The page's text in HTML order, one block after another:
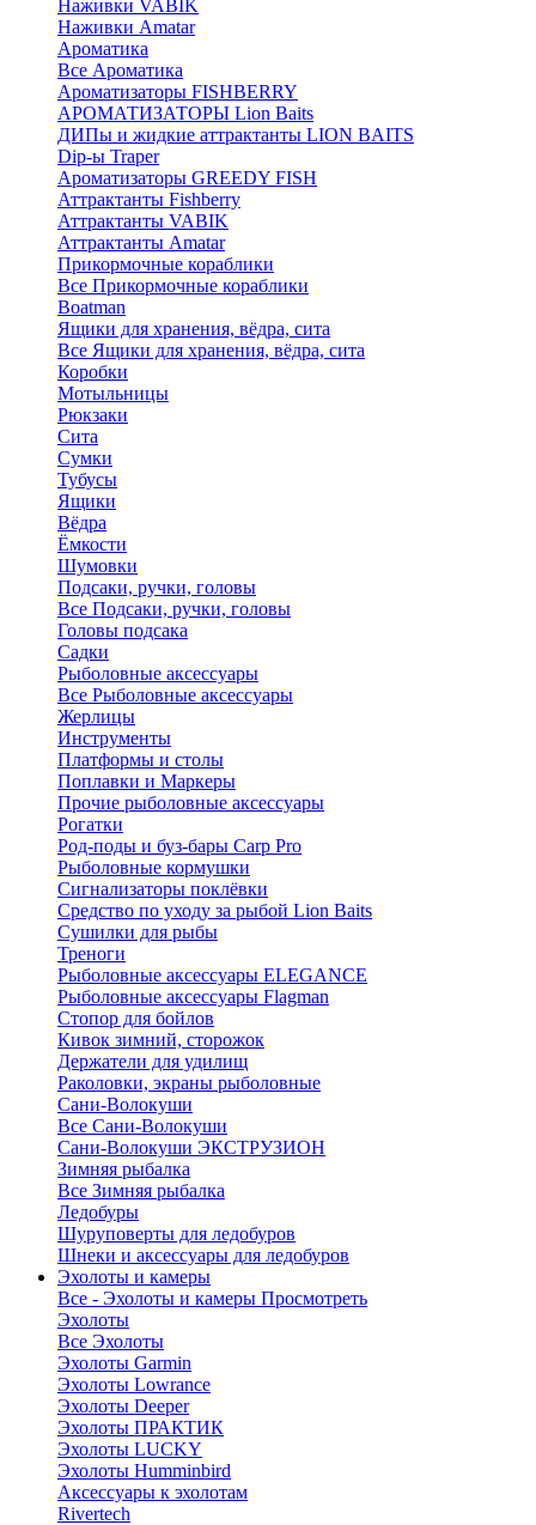
Наживки VABIK
Наживки Amatar
Ароматика
Все Ароматика
Ароматизаторы FISHBERRY
АРОМАТИЗАТОРЫ Lion Baits
ДИПы и жидкие аттрактанты LION BAITS
Dip-ы Traper
Ароматизаторы GREEDY FISH
Аттрактанты Fishberry
Аттрактанты VABIK
Аттрактанты Amatar
Прикормочные кораблики
Все Прикормочные кораблики
Boatman
Ящики для хранения, вёдра, сита
Все Ящики для хранения, вёдра, сита
Коробки
Мотыльницы
Рюкзаки
Сита
Сумки
Тубусы
Ящики
Вёдра
Ёмкости
Шумовки
Подсаки, ручки, головы
Все Подсаки, ручки, головы
Головы подсака
Садки
Рыболовные аксессуары
Все Рыболовные аксессуары
Жерлицы
Инструменты
Платформы и столы
Поплавки и Маркеры
Прочие рыболовные аксессуары
Рогатки
Род-поды и буз-бары Carp Pro
Рыболовные кормушки
Сигнализаторы поклёвки
Средство по уходу за рыбой Lion Baits
Сушилки для рыбы
Треноги
Рыболовные аксессуары ELEGANCE
Рыболовные аксессуары Flagman
Стопор для бойлов
Кивок зимний, сторожок
Держатели для удилищ
Раколовки, экраны рыболовные
Сани-Волокуши
Все Сани-Волокуши
Сани-Волокуши ЭКСТРУЗИОН
Зимняя рыбалка
Все Зимняя рыбалка
Ледобуры
Шуруповерты для ледобуров
Шнеки и аксессуары для ледобуров
Эхолоты и камеры
Все - Эхолоты и камеры Просмотреть
Эхолоты
Все Эхолоты
Эхолоты Garmin
Эхолоты Lowrance
Эхолоты Deeper
Эхолоты ПРАКТИК
Эхолоты LUCKY
Эхолоты Humminbird
Аксессуары к эхолотам
Rivertech